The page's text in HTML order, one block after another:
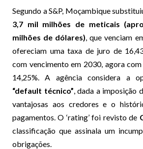
Segundo a S&P, Moçambique
3,7 mil milhões de meticais
milhões de dólares), que venciam
ofereciam uma taxa de juro de
com vencimento em 2030, agora
14,25%. A agência considera a
“default técnico”, dada a imposição
vantajosas aos credores e o
pagamentos. O ‘rating’ foi revisto de
classificação que assinala um
obrigações.